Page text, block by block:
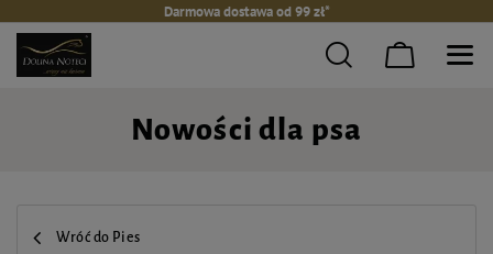
Darmowa dostawa od 99 zł*
Nowości dla psa
Wróć do Pies